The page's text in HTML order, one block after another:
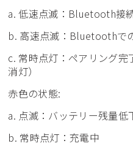
a. 低速点滅：Bluetooth接続
b. 高速点滅：Bluetoothで
c. 常時点灯：ペアリング
消灯）
赤色の状態:
a. 点滅：バッテリー残量低
b. 常時点灯：充電中